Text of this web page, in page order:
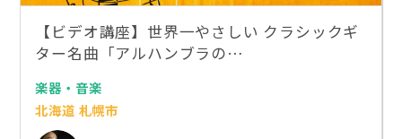
【ビデオ講座】世界一やさしい クラシックギ
ター名曲「アルハンブラの…
楽器・音楽
北海道 札幌市